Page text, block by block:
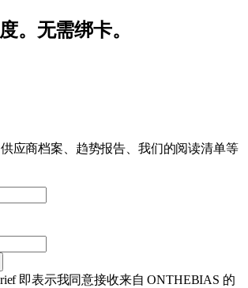
。无需绑卡。
应商档案、趋势报告、我们的阅读清单等
即表示我同意接收来自 ONTHEBIAS 的